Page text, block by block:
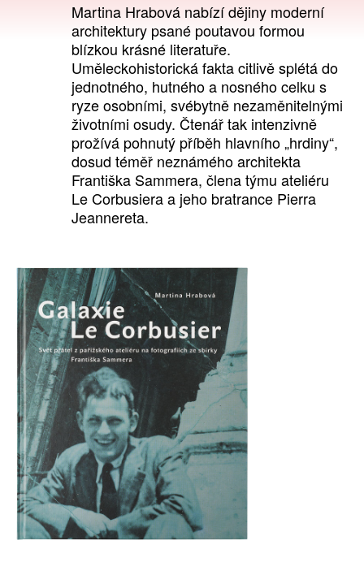
Martina Hrabová nabízí dějiny moderní
architektury psané poutavou formou
blízkou krásné literatuře.
Uměleckohistorická fakta citlivě splétá do
jednotného, hutného a nosného celku s
ryze osobními, svébytně nezaměnitelnými
životními osudy. Čtenář tak intenzivně
prožívá pohnutý příběh hlavního „hrdiny“,
dosud téměř neznámého architekta
Františka Sammera, člena týmu ateliéru
Le Corbusiera a jeho bratrance Pierra
Jeannereta.